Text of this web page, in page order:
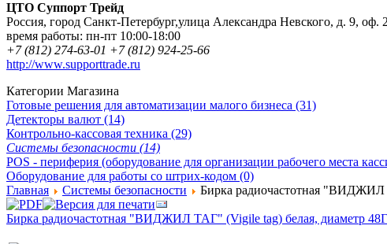
ЦТО Суппорт Трейд
Россия, город Санкт-Петербург,улица Александра Невского, д. 9, оф.
время работы: пн-пт 10:00-18:00
+7 (812) 274-63-01 +7 (812) 924-25-66
http://www.supporttrade.ru
Категории Магазина
Готовые решения для автоматизации малого бизнеса (31)
Детекторы валют (14)
Контрольно-кассовая техника (29)
Системы безопасности (14)
POS - периферия (оборудование для организации рабочего места
Оборудование для работы со штрих-кодом (0)
Главная
Системы безопасности Бирка радиочастотная "ВИДЖИЛ
Бирка радиочастотная "ВИДЖИЛ ТАГ" (Vigile tag) белая, диаметр 48